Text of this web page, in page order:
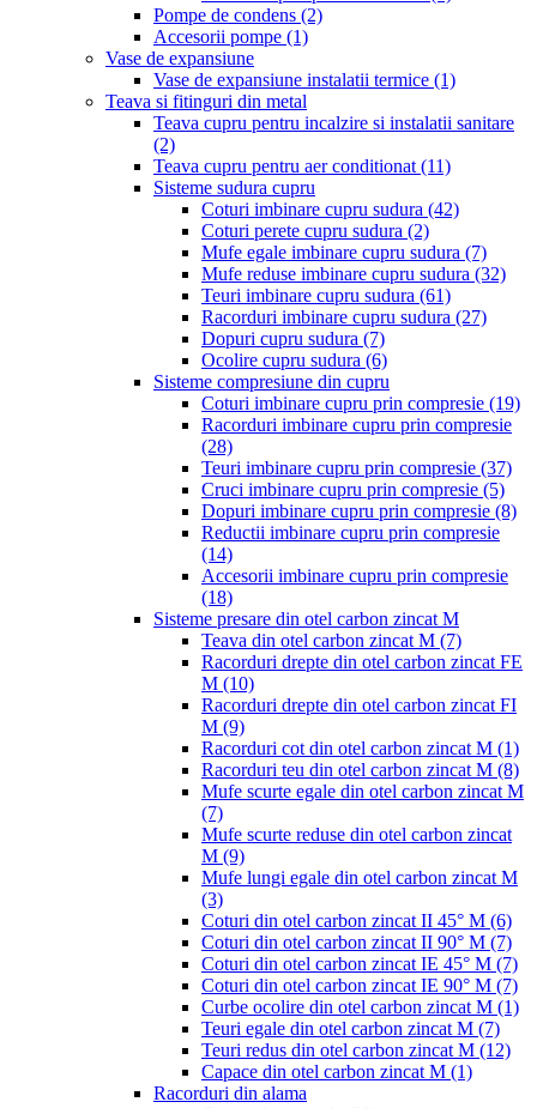
Pompe de condens (2)
Accesorii pompe (1)
Vase de expansiune
Vase de expansiune instalatii termice (1)
Teava si fitinguri din metal
Teava cupru pentru incalzire si instalatii sanitare
(2)
Teava cupru pentru aer conditionat (11)
Sisteme sudura cupru
Coturi imbinare cupru sudura (42)
Coturi perete cupru sudura (2)
Mufe egale imbinare cupru sudura (7)
Mufe reduse imbinare cupru sudura (32)
Teuri imbinare cupru sudura (61)
Racorduri imbinare cupru sudura (27)
Dopuri cupru sudura (7)
Ocolire cupru sudura (6)
Sisteme compresiune din cupru
Coturi imbinare cupru prin compresie (19)
Racorduri imbinare cupru prin compresie
(28)
Teuri imbinare cupru prin compresie (37)
Cruci imbinare cupru prin compresie (5)
Dopuri imbinare cupru prin compresie (8)
Reductii imbinare cupru prin compresie
(14)
Accesorii imbinare cupru prin compresie
(18)
Sisteme presare din otel carbon zincat M
Teava din otel carbon zincat M (7)
Racorduri drepte din otel carbon zincat FE
M (10)
Racorduri drepte din otel carbon zincat FI
M (9)
Racorduri cot din otel carbon zincat M (1)
Racorduri teu din otel carbon zincat M (8)
Mufe scurte egale din otel carbon zincat M
(7)
Mufe scurte reduse din otel carbon zincat
M (9)
Mufe lungi egale din otel carbon zincat M
(3)
Coturi din otel carbon zincat II 45° M (6)
Coturi din otel carbon zincat II 90° M (7)
Coturi din otel carbon zincat IE 45° M (7)
Coturi din otel carbon zincat IE 90° M (7)
Curbe ocolire din otel carbon zincat M (1)
Teuri egale din otel carbon zincat M (7)
Teuri redus din otel carbon zincat M (12)
Capace din otel carbon zincat M (1)
Racorduri din alama